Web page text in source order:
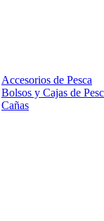
Accesorios de Pesca
Bolsos y Cajas de
Cañas